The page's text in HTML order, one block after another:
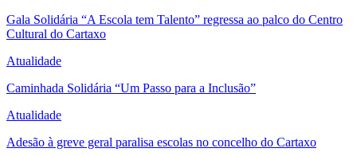
Gala Solidária “A Escola tem Talento” regressa ao palco do Centro
Cultural do Cartaxo
Atualidade
Caminhada Solidária “Um Passo para a Inclusão”
Atualidade
Adesão à greve geral paralisa escolas no concelho do Cartaxo